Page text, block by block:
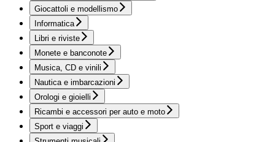
Giocattoli e modellismo
Informatica
Libri e riviste
Monete e banconote
Musica, CD e vinili
Nautica e imbarcazioni
Orologi e gioielli
Ricambi e accessori per auto e moto
Sport e viaggi